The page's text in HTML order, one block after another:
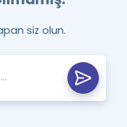
siz olun.